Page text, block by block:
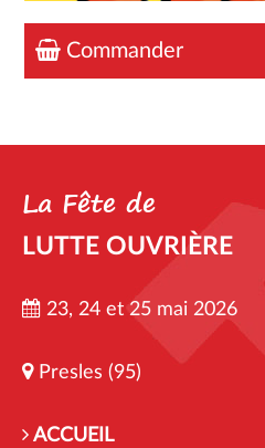
Commander
La Fête de
LUTTE OUVRIÈRE
23, 24 et 25 mai 2026
Presles (95)
ACCUEIL